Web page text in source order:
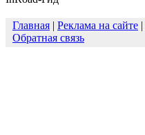
Главная | Реклама на сайте |
Обратная связь